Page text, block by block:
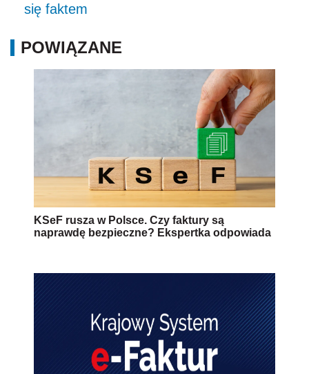
się faktem
POWIĄZANE
KSeF rusza w Polsce. Czy faktury są
naprawdę bezpieczne? Ekspertka odpowiada